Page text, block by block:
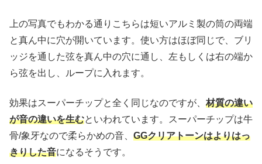
上の写真でもわかる通りこちらは短いアルミ製の筒の両端
と真ん中に穴が開いています。使い方はほぼ同じで、ブリ
ッジを通した弦を真ん中の穴に通し、左もしくは右の端か
ら弦を出し、ループに入れます。
効果はスーパーチップと全く同じなのですが、 材質の違い
が音の違いを生むといわれています。スーパーチップは牛
骨/象牙なので柔らかめの音、 GGクリアトーンはよりはっ
きりした音になるそうです。